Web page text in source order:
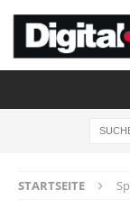
STARTSEITE